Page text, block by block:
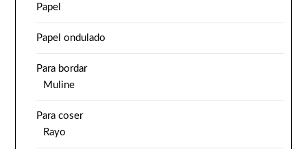
Papel
Papel ondulado
Para bordar
Muline
Para coser
Rayo